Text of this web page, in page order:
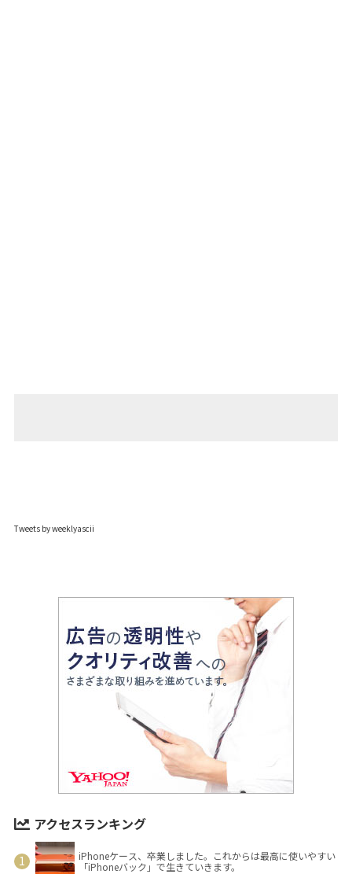
Tweets by weeklyascii
アクセスランキング
iPhoneケース、卒業しました。これからは最高に使いやすい
「iPhoneバック」で生きていきます。